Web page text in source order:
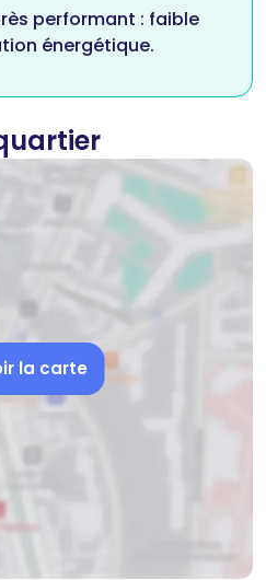
performant : faible
énergétique.
la carte